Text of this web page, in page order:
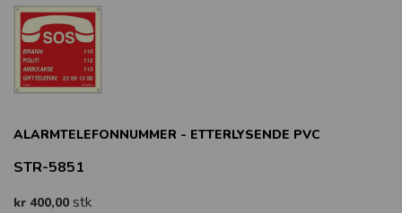
ALARMTELEFONNUMMER - ETTERLYSENDE PVC
STR-5851
kr 400,00 stk